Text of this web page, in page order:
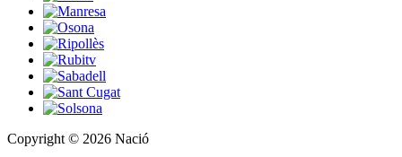
Copyright © 2026 Nació